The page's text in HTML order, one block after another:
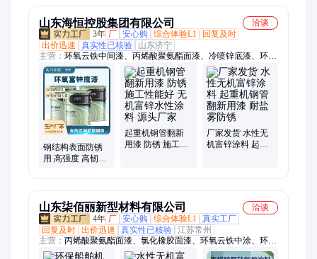
山东海恒控股集团有限公司
洽谈
3年 厂 安心购 综合体验L1
回复及时
出价迅速
真实性已核验
山东济宁
主营： 环氧云铁中间漆、丙烯酸聚氨酯面漆、冷喷锌底漆、环氧
富锌底漆、环氧富锌面漆、重工业防腐涂料、钢结构防锈油漆、
氯化橡胶面漆、凉凉胶隔热漆、沥青改色剂、环氧类油漆、桥梁
专用油漆、环氧铁红底漆、环氧红丹防锈漆、环氧煤沥青防腐底
漆、丙烯酸聚氨酯面漆各色、高氯化聚乙烯面漆
钢结构表面防锈
用 高强度 高韧性
起重机钢管翻新
用漆 防锈 施工性
厂家发货 水性无
机富锌涂料 起重
山东柒佰丽新型材料有限公司
洽谈
4年 厂 安心购 综合体验L1
真实工厂
回复及时 出价迅速 真实性已核验 江苏常州
主营： 丙烯酸聚氨酯面漆、氯化橡胶面漆、环氧云铁中涂、环氧
酚醛涂料、无溶剂液体环氧涂料、石墨烯环氧富锌漆、无机富锌